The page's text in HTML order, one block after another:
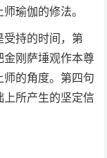
瑜伽的修法。
受持的时间，第
刚萨埵观作本尊
的角度。第四句
所产生的坚定信